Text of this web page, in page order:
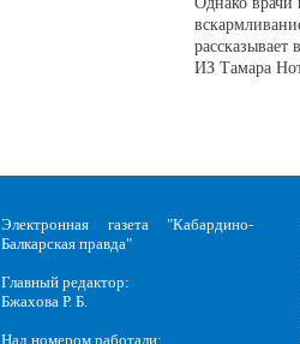
ИЗ Тамара
Электронная газета "Кабардино-
Балкарская правда"
Главный редактор:
Бжахова Р. Б.
Над номером работали: